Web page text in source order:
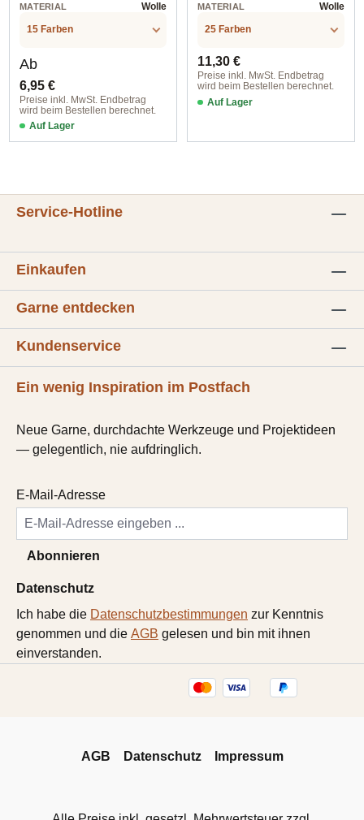
MATERIAL
Wolle
15 Farben
Regulärer Preis:
Ab
6,95 €
Preise inkl. MwSt. Endbetrag
wird beim Bestellen berechnet.
Auf Lager
col. 1021 light grey melange
MATERIAL
Wolle
25 Farben
Regulärer Preis:
11,30 €
Preise inkl. MwSt. Endbetrag
wird beim Bestellen berechnet.
Auf Lager
Service-Hotline
Einkaufen
Garne entdecken
Kundenservice
Ein wenig Inspiration im Postfach
Neue Garne, durchdachte Werkzeuge und Projektideen
— gelegentlich, nie aufdringlich.
E-Mail-Adresse
Abonnieren
Datenschutz
Ich habe die Datenschutzbestimmungen zur Kenntnis
genommen und die AGB gelesen und bin mit ihnen
einverstanden.
AGB Datenschutz Impressum